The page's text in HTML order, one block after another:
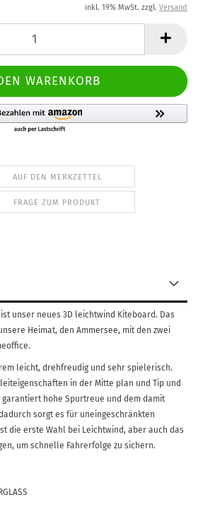
inkl. 19% MwSt. zzgl. Versand
AUF DEN MERKZETTEL
FRAGE ZUM PRODUKT
unser neues 3D leichtwind Kiteboard. Das
Heimat, den Ammersee, mit den zwei
leicht, drehfreudig und sehr spielerisch.
in der Mitte plan und Tip und
garantiert hohe Spurtreue und dem damit
sorgt es für uneingeschränkten
ist die erste Wahl bei Leichtwind, aber auch das
um schnelle Fahrerfolge zu sichern.